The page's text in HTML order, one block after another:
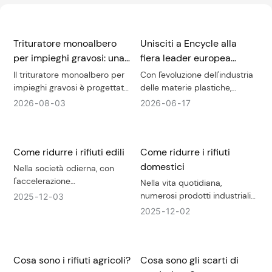
Trituratore monoalbero
per impieghi gravosi: una
soluzione affidabile per il
riciclaggio di plastica,
gomma e rifiuti industriali.
Il trituratore monoalbero per
impieghi gravosi è progettato
per la lavorazione efficiente di
flessibili del rotore, alle lame
reversibili e alla bassa
manutenzione, offre una
moderne operazioni di
2026 08 03
Unisciti a Encycle alla
fiera leader europea
sull'economia circolare
della plastica: AMI
Compounding & Recycling
Con l'evoluzione dell'industria
delle materie plastiche,
coniugare alte prestazioni e
Compounding & Recycling
Expo tornerà alla Messe
24 settembre 2026 per
rispondere alle nuove
esigenze del settore.
2026 06 17
Come ridurre i rifiuti edili
Nella società odierna, con
l'accelerazione
dell'urbanizzazione, il settore
smaltimento dei rifiuti edili. I
2025 12 03
Come ridurre i rifiuti
domestici
Nella vita quotidiana,
numerosi prodotti industriali
offrono comodità, ma allo
delle comodità nella vita
2025 12 02
Cosa sono i rifiuti agricoli?
Cosa sono gli scarti di